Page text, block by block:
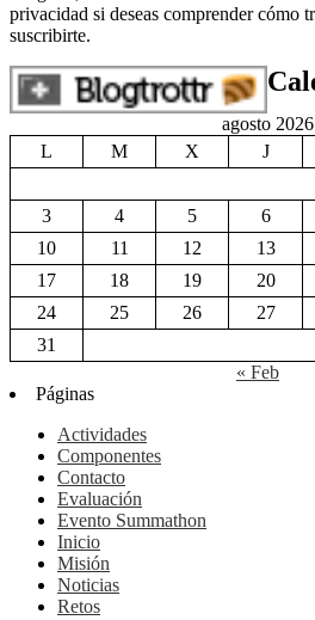
agosto 2026
L
M X J
3
4 5 6
10
11 12 13
17
18 19 20
24
25 26 27
31
« Feb
Páginas
Actividades
Componentes
Contacto
Evaluación
Evento Summathon
Inicio
Misión
Noticias
Retos